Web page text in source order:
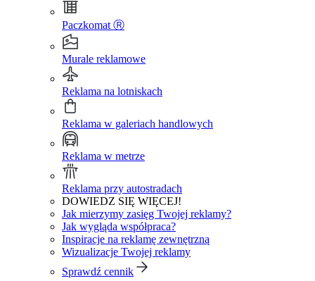
Paczkomat Ⓡ
Murale reklamowe
Reklama na lotniskach
Reklama w galeriach handlowych
Reklama w metrze
Reklama przy autostradach
DOWIEDZ SIĘ WIĘCEJ!
Jak mierzymy zasięg Twojej reklamy?
Jak wygląda współpraca?
Inspiracje na reklamę zewnętrzną
Wizualizacje Twojej reklamy
Sprawdź cennik